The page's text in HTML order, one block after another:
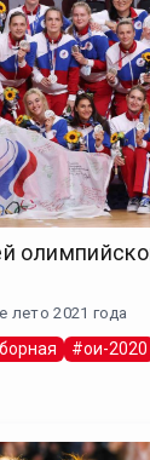
лето 2021 года
#ои-2020